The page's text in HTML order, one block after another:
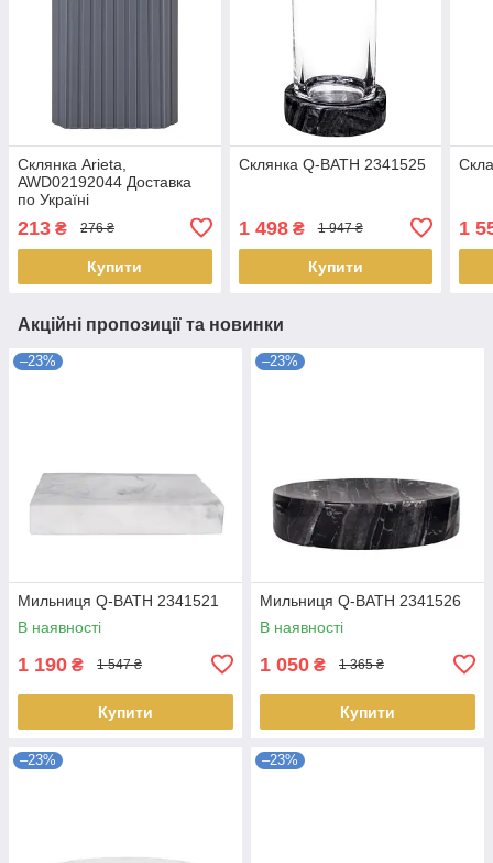
Склянка Arieta,
AWD02192044 Доставка
по Україні
213 ₴ 276 ₴
Купити
Склянка Q-BATH 2341525
1 498₴ 1 947 ₴
Купити
1
Акційні пропозиції та новинки
–23%
Мильниця Q-BATH 2341521
В наявності
1 190 ₴ 1 547 ₴
Купити
–23%
Мильниця Q-BATH 2341526
В наявності
1 050 ₴ 1 365 ₴
Купити
–23% –23%